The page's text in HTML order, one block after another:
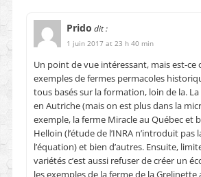
Prido dit :
1 juin 2017 at 23 h 40 min
Un point de vue intéressant, mais est-ce
exemples de fermes permacoles
tous basés sur la formation, loin de la.
en Autriche (mais on est plus dans la
exemple, la ferme Miracle au Québec et
Helloin (l’étude de l’INRA n’introduit
l’équation) et bien d’autres. Ensuite,
variétés c’est aussi refuser de créer un
les exemples de la ferme de la Grelinette